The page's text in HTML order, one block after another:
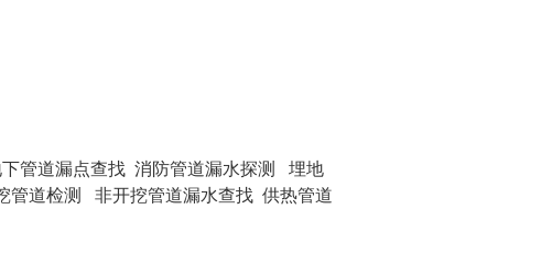
管道漏点查找 消防管道漏水探测 埋地
管道检测 非开挖管道漏水查找 供热管道